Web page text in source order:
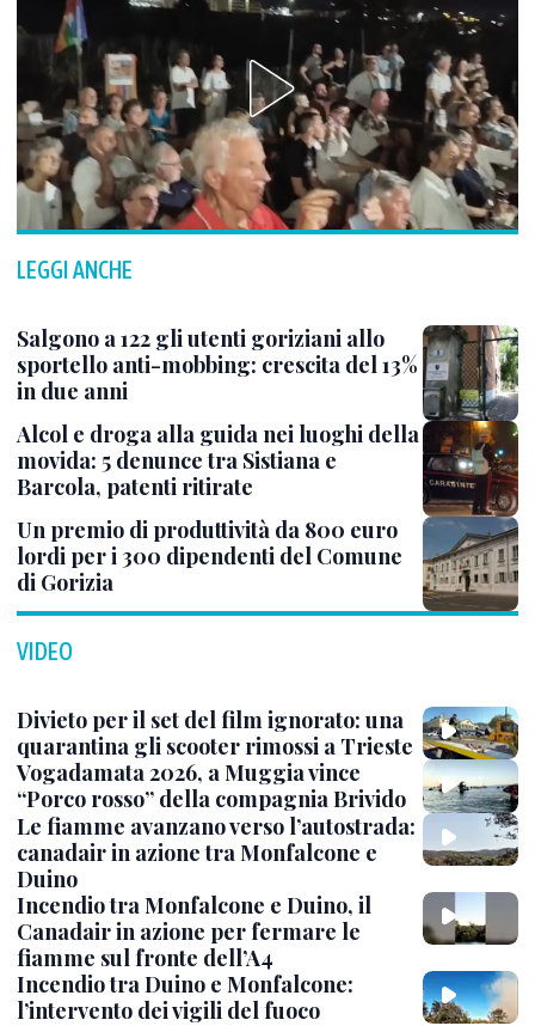
LEGGI ANCHE
Salgono a 122 gli utenti goriziani allo
sportello anti-mobbing: crescita del 13%
in due anni
Alcol e droga alla guida nei luoghi della
movida: 5 denunce tra Sistiana e
Barcola, patenti ritirate
Un premio di produttività da 800 euro
lordi per i 300 dipendenti del Comune
di Gorizia
VIDEO
Divieto per il set del film ignorato: una
quarantina gli scooter rimossi a Trieste
Vogadamata 2026, a Muggia vince
“Porco rosso” della compagnia Brivido
Le fiamme avanzano verso l’autostrada:
canadair in azione tra Monfalcone e
Duino
Incendio tra Monfalcone e Duino, il
Canadair in azione per fermare le
fiamme sul fronte dell’A4
Incendio tra Duino e Monfalcone:
l’intervento dei vigili del fuoco